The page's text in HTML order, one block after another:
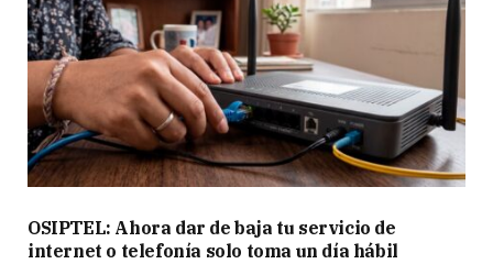
OSIPTEL: Ahora dar de baja tu servicio de
internet o telefonía solo toma un día hábil